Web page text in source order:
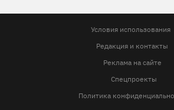
Условия использования
Редакция и контакты
Реклама на сайте
Спецпроекты
Политика